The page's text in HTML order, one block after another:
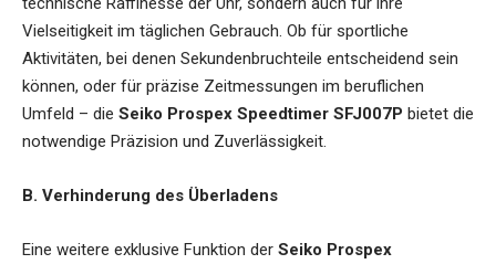
Vielseitigkeit im täglichen Gebrauch. Ob für sportliche
Aktivitäten, bei denen Sekundenbruchteile entscheidend sein
können, oder für präzise Zeitmessungen im beruflichen
Umfeld – die Seiko Prospex Speedtimer SFJ007P bietet die
notwendige Präzision und Zuverlässigkeit.
B. Verhinderung des Überladens
Eine weitere exklusive Funktion der Seiko Prospex